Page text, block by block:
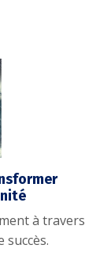
à travers
succès.